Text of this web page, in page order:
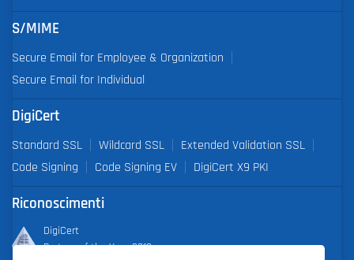
S/MIME
Secure Email for Employee & Organization
Secure Email for Individual
DigiCert
Standard SSL Wildcard SSL
Extended Validation SSL
Code Signing
Code Signing EV DigiCert X9 PKI
Riconoscimenti
DigiCert
Partner of the Year 2019